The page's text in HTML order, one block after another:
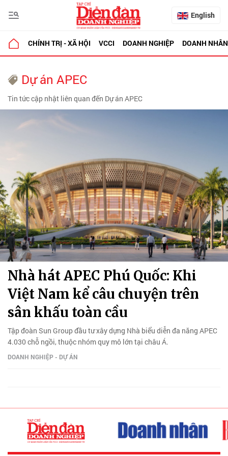
English
CHÍNH TRỊ - XÃ HỘI VCCI DOANH NGHIỆP DOANH NHÂN
Dự án APEC
Tin tức cập nhật liên quan đến Dự án APEC
Nhà hát APEC Phú Quốc: Khi
Việt Nam kể câu chuyện trên
sân khấu toàn cầu
Tập đoàn Sun Group đầu tư xây dựng Nhà biểu diễn đa năng APEC
4.030 chỗ ngồi, thuộc nhóm quy mô lớn tại châu Á.
DOANH NGHIỆP - DỰ ÁN